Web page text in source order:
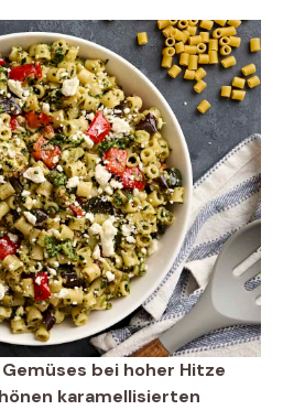
bei hoher Hitze
karamellisierten